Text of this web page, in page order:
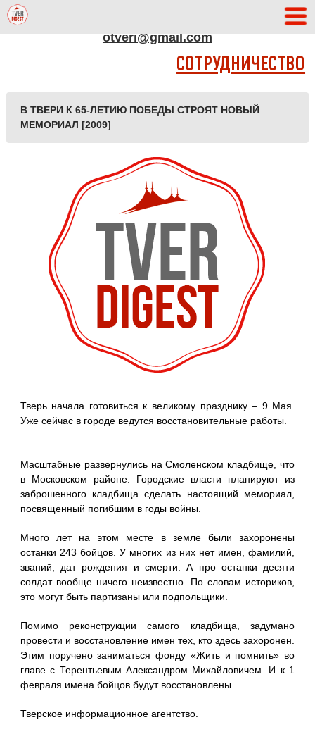
otveri@gmail.com
СОТРУДНИЧЕСТВО
В ТВЕРИ К 65-ЛЕТИЮ ПОБЕДЫ СТРОЯТ НОВЫЙ
МЕМОРИАЛ [2009]
Тверь начала готовиться к великому празднику – 9 Мая.
Уже сейчас в городе ведутся восстановительные работы.
Масштабные развернулись на Смоленском кладбище, что
в Московском районе. Городские власти планируют из
заброшенного кладбища сделать настоящий мемориал,
посвященный погибшим в годы войны.
Много лет на этом месте в земле были захоронены
останки 243 бойцов. У многих из них нет имен, фамилий,
званий, дат рождения и смерти. А про останки десяти
солдат вообще ничего неизвестно. По словам историков,
это могут быть партизаны или подпольщики.
Помимо реконструкции самого кладбища, задумано
провести и восстановление имен тех, кто здесь захоронен.
Этим поручено заниматься фонду «Жить и помнить» во
главе с Терентьевым Александром Михайловичем. И к 1
февраля имена бойцов будут восстановлены.
Тверское информационное агентство.